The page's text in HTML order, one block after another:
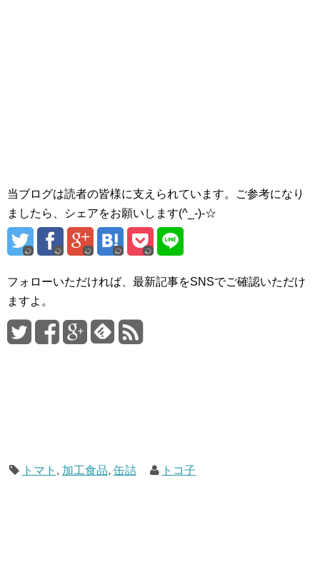
当ブログは読者の皆様に支えられています。ご参考になり
ましたら、シェアをお願いします(^_-)-☆
フォローいただければ、最新記事をSNSでご確認いただけ
ますよ。
トマト , 加工食品, 缶詰 トコ子